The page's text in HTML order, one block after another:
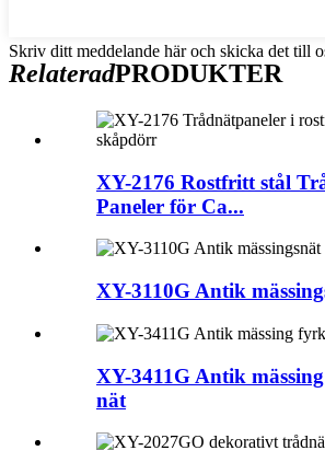
Skriv ditt meddelande här och skicka det till
RelateradPRODUKTER
XY-2176 Rostfritt stål
Paneler för Ca...
XY-3110G Antik
XY-3411G Antik
nät